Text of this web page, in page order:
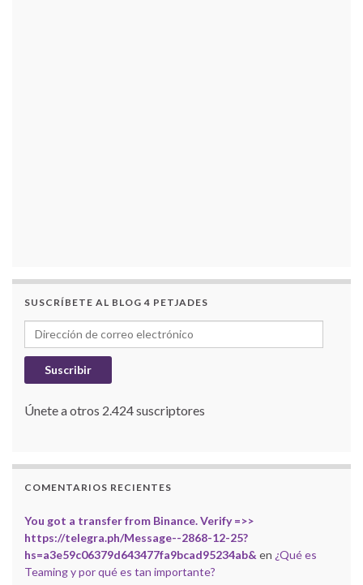
SUSCRÍBETE AL BLOG 4 PETJADES
Dirección de correo electrónico
Suscribir
Únete a otros 2.424 suscriptores
COMENTARIOS RECIENTES
You got a transfer from Binance. Verify =>>
https://telegra.ph/Message--2868-12-25?
hs=a3e59c06379d643477fa9bcad95234ab& en ¿Qué es
Teaming y por qué es tan importante?